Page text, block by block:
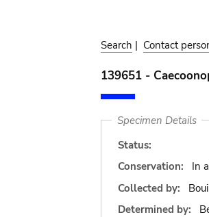
Search | Contact
139651 -
Specimen Details
Status:
Conservation:
In
Collected by:
Determined by: